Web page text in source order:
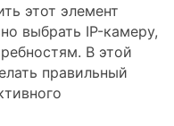
этот элемент
выбрать IP-камеру,
В этой
правильный